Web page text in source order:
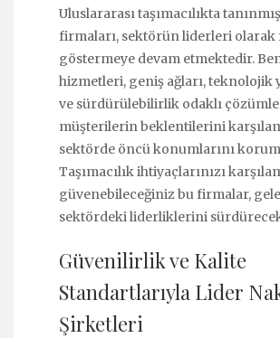
Uluslararası taşımacılıkta
firmaları, sektörün liderleri olarak
göstermeye devam etmektedir.
hizmetleri, geniş ağları, teknolojik
ve sürdürülebilirlik odaklı
müşterilerin beklentilerini
sektörde öncü konumlarını
Taşımacılık ihtiyaçlarınızı
güvenebileceğiniz bu firmalar,
sektördeki liderliklerini
Güvenilirlik ve Kalite
Standartlarıyla Lider
Şirketleri